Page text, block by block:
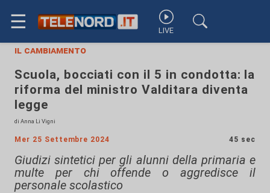
☰ LIVE
il cambiamento
Scuola, bocciati con il 5 in condotta: la
riforma del ministro Valditara diventa
legge
di Anna Li Vigni
Mer 25 Settembre 2024 45 sec
Giudizi sintetici per gli alunni della primaria e
multe per chi offende o aggredisce il
personale scolastico